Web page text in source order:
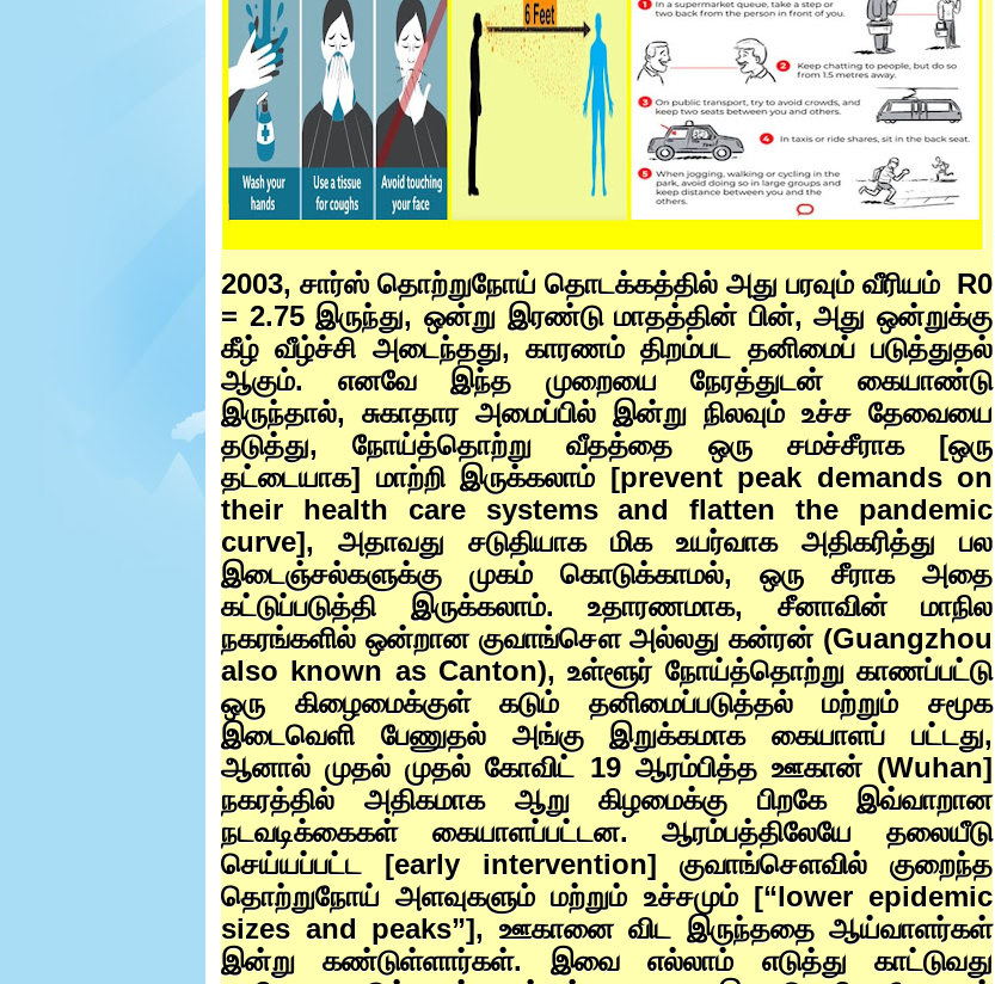
2003, சார்ஸ் தொற்றுநோய் தொடக்கத்தில் அது பரவும் வீரியம் R0
= 2.75இருந்து, ஒன்று இரண்டு மாதத்தின் பின்,அது ஒன்றுக்கு
கீழ் வீழ்ச்சி அடைந்தது,காரணம் திறம்பட தனிமைப் படுத்துதல்
ஆகும். எனவே இந்த முறையை நேரத்துடன் கையாண்டு
இருந்தால், சுகாதார அமைப்பில் இன்று நிலவும் உச்ச தேவையை
தடுத்து,நோய்த்தொற்று வீதத்தை ஒரு சமச்சீராக [ஒரு
தட்டையாக] மாற்றி இருக்கலாம் [prevent peak demands on
their health care systems and flatten the pandemic
curve], அதாவது சடுதியாக மிக உயர்வாக அதிகரித்து பல
இடைஞ்சல்களுக்கு முகம் கொடுக்காமல், ஒரு சீராக அதை
கட்டுப்படுத்தி இருக்கலாம். உதாரணமாக, சீனாவின் மாநில
நகரங்களில் ஒன்றான குவாங்சௌ அல்லது கன்ரன் (Guangzhou
also known as Canton),உள்ளூர் நோய்த்தொற்று காணப்பட்டு
ஒரு கிழைமைக்குள் கடும் தனிமைப்படுத்தல் மற்றும் சமூக
இடைவெளி பேணுதல் அங்கு இறுக்கமாக கையாளப் பட்டது,
ஆனால் முதல் முதல் கோவிட் 19ஆரம்பித்த ஊகான் (Wuhan]
நகரத்தில் அதிகமாக ஆறு கிழமைக்கு பிறகே இவ்வாறான
நடவடிக்கைகள் கையாளப்பட்டன. ஆரம்பத்திலேயே தலையீடு
செய்யப்பட்ட [early intervention] குவாங்சௌவில் குறைந்த
தொற்றுநோய் அளவுகளும் மற்றும் உச்சமும் [“lower epidemic
sizes and peaks”], ஊகானை விட இருந்ததை ஆய்வாளர்கள்
இன்று கண்டுள்ளார்கள். இவை எல்லாம் எடுத்து காட்டுவது